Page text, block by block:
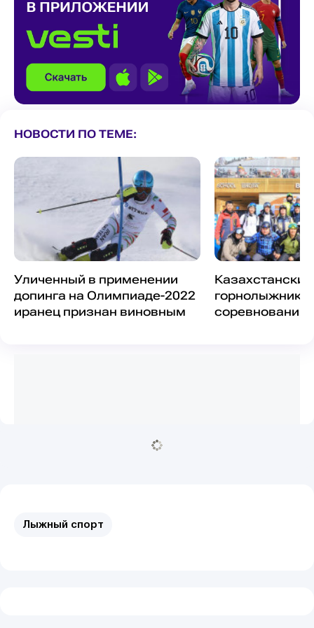
НОВОСТИ ПО ТЕМЕ:
Уличенный в применении
допинга на Олимпиаде-2022
иранец признан виновным
горнолыжники
соревнования
Лыжный спорт